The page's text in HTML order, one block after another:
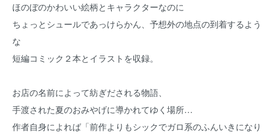
ほのぼのかわいい絵柄とキャラクターなのに
ちょっとシュールであっけらかん、予想外の地点の到着するよう
な
短編コミック２本とイラストを収録。
お店の名前によって紡ぎだされる物語、
手渡された夏のおみやげに導かれてゆく場所…
作者自身によれば「前作よりもシックでガロ系のふんいきになり